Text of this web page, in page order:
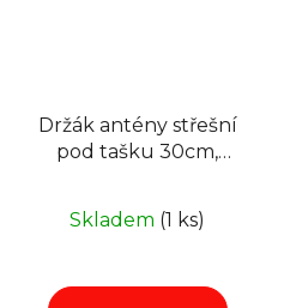
Držák antény střešní
pod tašku 30cm,
Skladem (1 ks)